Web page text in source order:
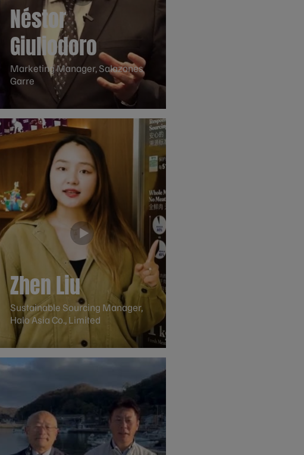
Néstor
Giuliodoro
Marketing Manager, Salazones
Garre
Zhen Liu
Sustainable Sourcing Manager,
Halo Asia Co., Limited